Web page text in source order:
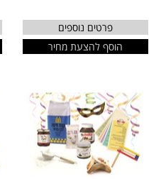
פרטים נוספים
הוסף להצעת מחיר